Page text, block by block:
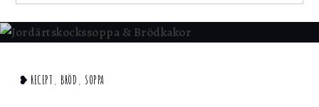
Home
❥ RECEPT , BRÖD , SOPPA
för att webbplatsen ska fungera.
Statistik
information och funktionalitet vill vi samla in